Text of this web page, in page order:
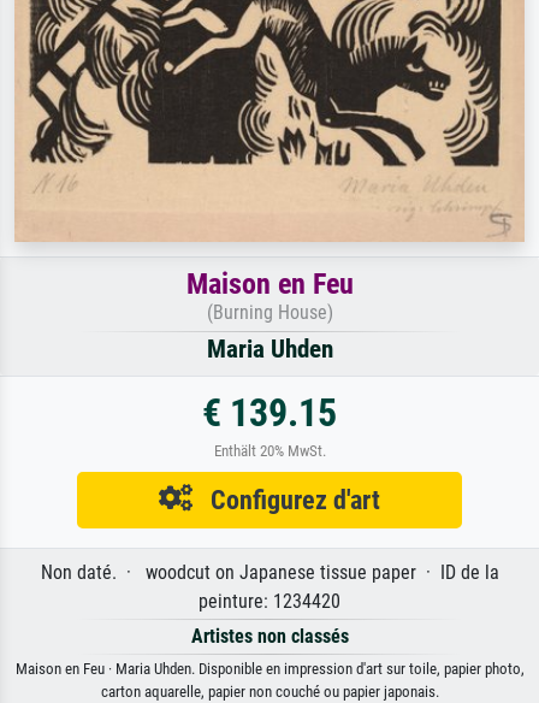
Maison en Feu
(Burning House)
Maria Uhden
€ 139.15
Enthält 20% MwSt.
Configurez d'art
Non daté. · woodcut on Japanese tissue paper · ID de la
peinture: 1234420
Artistes non classés
Maison en Feu · Maria Uhden. Disponible en impression d'art sur toile, papier photo,
carton aquarelle, papier non couché ou papier japonais.